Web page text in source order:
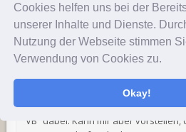
Cookies helfen uns bei der
unserer Inhalte und Dienste.
Nutzung der Webseite stimmen
Verwendung von Cookies zu.
Okay!
Stoßstangenecken machte, triebe
„Stricher-Singleframe“ die
am Prolo ironisch auf die Spitze…
Hier mal ein
Nachbarschaft:
https://www.ebay-kleinanzeigen.de/
spider-stossstange-vorne-und-
Weiß nicht, was so ’ne Fiat-Stange
VB“ dabei. Kann mir aber vorstellen,